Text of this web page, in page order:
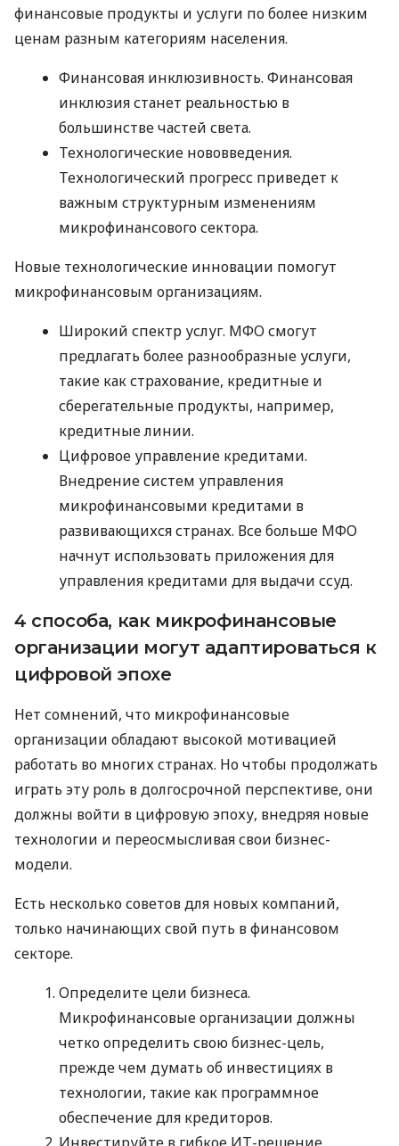
финансовые продукты и услуги по более низким
ценам разным категориям населения.
Финансовая инклюзивность. Финансовая
инклюзия станет реальностью в
большинстве частей света.
Технологические нововведения.
Технологический прогресс приведет к
важным структурным изменениям
микрофинансового сектора.
Новые технологические инновации помогут
микрофинансовым организациям.
Широкий спектр услуг. МФО смогут
предлагать более разнообразные услуги,
такие как страхование, кредитные и
сберегательные продукты, например,
кредитные линии.
Цифровое управление кредитами.
Внедрение систем управления
микрофинансовыми кредитами в
развивающихся странах. Все больше МФО
начнут использовать приложения для
управления кредитами для выдачи ссуд.
4 способа, как микрофинансовые
организации могут адаптироваться к
цифровой эпохе
Нет сомнений, что микрофинансовые
организации обладают высокой мотивацией
работать во многих странах. Но чтобы продолжать
играть эту роль в долгосрочной перспективе, они
должны войти в цифровую эпоху, внедряя новые
технологии и переосмысливая свои бизнес-
модели.
Есть несколько советов для новых компаний,
только начинающих свой путь в финансовом
секторе.
Определите цели бизнеса.
Микрофинансовые организации должны
четко определить свою бизнес-цель,
прежде чем думать об инвестициях в
технологии, такие как программное
обеспечение для кредиторов.